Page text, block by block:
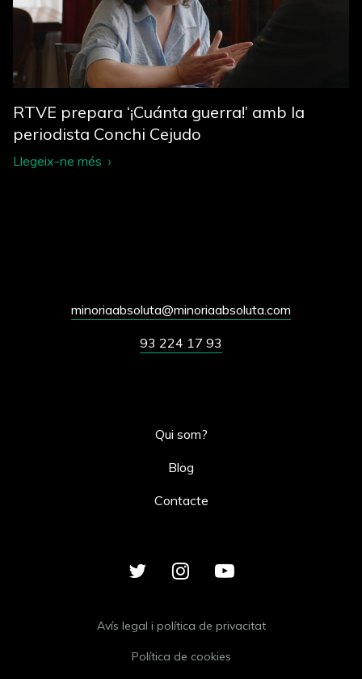
RTVE prepara ‘¡Cuánta guerra!’ amb la
periodista Conchi Cejudo
Llegeix-ne més
minoriaabsoluta@minoriaabsoluta.com
93 224 17 93
Qui som?
Blog
Contacte
Avís legal i política de privacitat
Política de cookies